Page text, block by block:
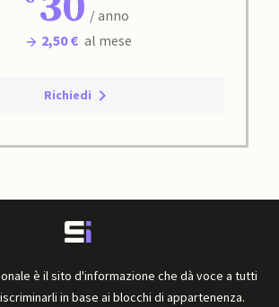
/ anno
2,50 € al mese
Richiedi
è il sito d'informazione che dà voce a tutti
in base ai blocchi di appartenenza.